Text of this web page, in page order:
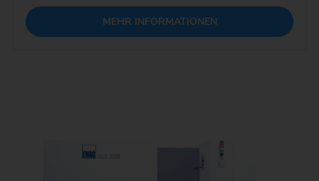
MEHR INFORMATIONEN